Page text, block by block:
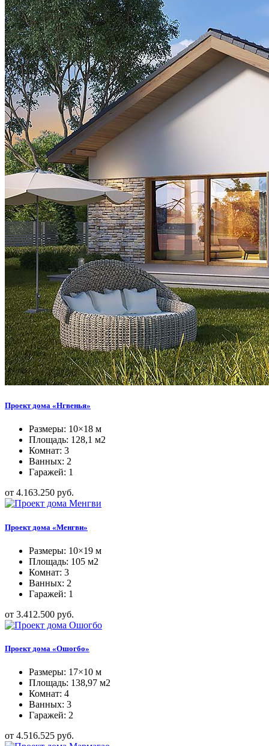
Проект дома «Нгвенья»
Размеры: 10×18 м
Площадь: 128,1 м2
Комнат: 3
Ванных: 2
Гаражей: 1
от 4.163.250 руб.
Проект дома «Менгви»
Размеры: 10×19 м
Площадь: 105 м2
Комнат: 3
Ванных: 2
Гаражей: 1
от 3.412.500 руб.
Проект дома «Ошогбо»
Размеры: 17×10 м
Площадь: 138,97 м2
Комнат: 4
Ванных: 3
Гаражей: 2
от 4.516.525 руб.